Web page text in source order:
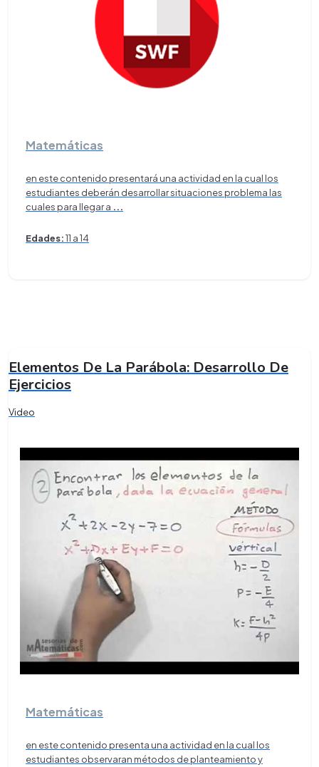
Matemáticas
en este contenido presentará una actividad en la cual los
estudiantes deberán desarrollar situaciones problema las
cuales para llegar a ...
Edades:11 a 14
Elementos De La Parábola: Desarrollo De
Ejercicios
Video
Matemáticas
en este contenido presenta una actividad en la cual los
estudiantes observaran métodos de planteamiento y